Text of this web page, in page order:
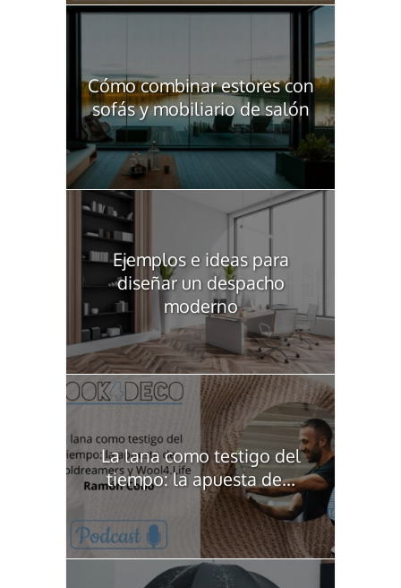
Cómo combinar estores con
sofás y mobiliario de salón
Ejemplos e ideas para
diseñar un despacho
moderno
La lana como testigo del
tiempo: la apuesta de...